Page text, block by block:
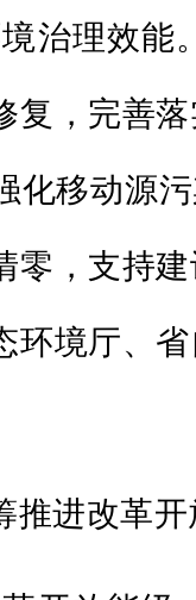
治理效能
复，完善
化移动源
零，支持
环境厅、
推进改革